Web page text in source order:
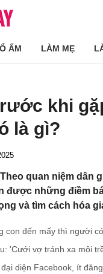
ẤM LÀM MẸ
khi
là gì?
Theo quan niệm dân
những điềm
và tìm cách hóa
con đến mấy thì người
'Cưới vợ tránh xa môi
diện Facebook, ít